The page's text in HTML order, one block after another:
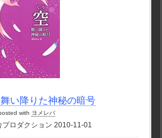
い降りた神秘の暗号
with ヨメレバ
プロダクション 2010-11-01